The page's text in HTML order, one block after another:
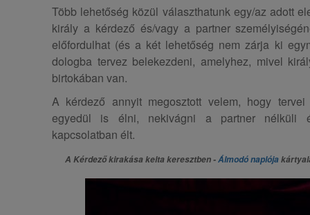
Több lehetőség közül választhatunk egy/az adott
király a kérdező és/vagy a partner
előfordulhat (és a két lehetőség nem zárja ki
dologba tervez belekezdeni, amelyhez, mivel
birtokában van.
A kérdező annyit megosztott velem, hogy
egyedül is élni, nekivágni a partner nélküli
kapcsolatban élt.
A Kérdező kirakása kelta keresztben -Álmodó naplója